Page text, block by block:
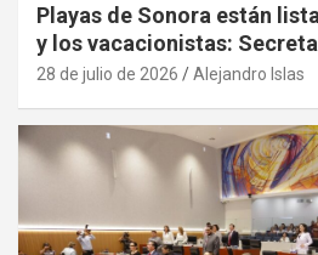
Playas de Sonora están
y los vacacionistas:
28 de julio de 2026 Alejandro Islas